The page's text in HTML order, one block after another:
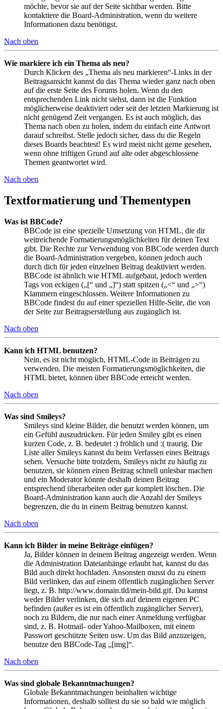
möchte, bevor sie auf der Seite sichtbar werden. Bitte
kontaktiere die Board-Administration, wenn du weitere
Informationen dazu benötigst.
Nach oben
Wie markiere ich ein Thema als neu?
Durch Klicken des „Thema als neu markieren“-Links in der
Beitragsansicht kannst du das Thema wieder ganz nach oben
auf die erste Seite des Forums holen. Wenn du den
entsprechenden Link nicht siehst, dann ist die Funktion
möglicherweise deaktiviert oder seit der letzten Markierung ist
nicht genügend Zeit vergangen. Es ist auch möglich, das
Thema nach oben zu holen, indem du einfach eine Antwort
darauf schreibst. Stelle jedoch sicher, dass du die Regeln
dieses Boards beachtest! Es wird meist nicht gerne gesehen,
wenn ohne triftigen Grund auf alte oder abgeschlossene
Themen geantwortet wird.
Nach oben
Textformatierung und Thementypen
Was ist BBCode?
BBCode ist eine spezielle Umsetzung von HTML, die dir
weitreichende Formatierungsmöglichkeiten für deinen Text
gibt. Die Rechte zur Verwendung von BBCode werden durch
die Board-Administration vergeben, können jedoch auch
durch dich für jeden einzelnen Beitrag deaktiviert werden.
BBCode ist ähnlich wie HTML aufgebaut, jedoch werden
Tags von eckigen („[“ und „]“) statt spitzen („<“ und „>“)
Klammern eingeschlossen. Weitere Informationen zu
BBCode findest du auf einer speziellen Hilfe-Seite, die von
der Seite zur Beitragserstellung aus zugänglich ist.
Nach oben
Kann ich HTML benutzen?
Nein, es ist nicht möglich, HTML-Code in Beiträgen zu
verwenden. Die meisten Formatierungsmöglichkeiten, die
HTML bietet, können über BBCode erreicht werden.
Nach oben
Was sind Smileys?
Smileys sind kleine Bilder, die benutzt werden können, um
ein Gefühl auszudrücken. Für jeden Smiley gibt es einen
kurzen Code, z. B. bedeutet :) fröhlich und :( traurig. Die
Liste aller Smileys kannst du beim Verfassen eines Beitrags
sehen. Versuche bitte trotzdem, Smileys nicht zu häufig zu
benutzen, sie können einen Beitrag schnell unlesbar machen
und ein Moderator könnte deshalb deinen Beitrag
entsprechend überarbeiten oder gar komplett löschen. Die
Board-Administration kann auch die Anzahl der Smileys
begrenzen, die du in einem Beitrag benutzen kannst.
Nach oben
Kann ich Bilder in meine Beiträge einfügen?
Ja, Bilder können in deinem Beitrag angezeigt werden. Wenn
die Administration Dateianhänge erlaubt hat, kannst du das
Bild auch direkt hochladen. Ansonsten musst du zu einem
Bild verlinken, das auf einem öffentlich zugänglichen Server
liegt, z. B. http://www.domain.tld/mein-bild.gif. Du kannst
weder Bilder verlinken, die sich auf deinem eigenen PC
befinden (außer es ist ein öffentlich zugänglicher Server),
noch zu Bildern, die nur nach einer Anmeldung verfügbar
sind, z. B. Hotmail- oder Yahoo-Mailboxen, mit einem
Passwort geschützte Seiten usw. Um das Bild anzuzeigen,
benutze den BBCode-Tag „[img]“.
Nach oben
Was sind globale Bekanntmachungen?
Globale Bekanntmachungen beinhalten wichtige
Informationen, deshalb solltest du sie so bald wie möglich